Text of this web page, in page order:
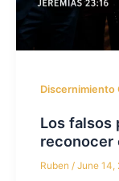
Discernimiento
Los falsos
reconocer
Ruben/June 14,